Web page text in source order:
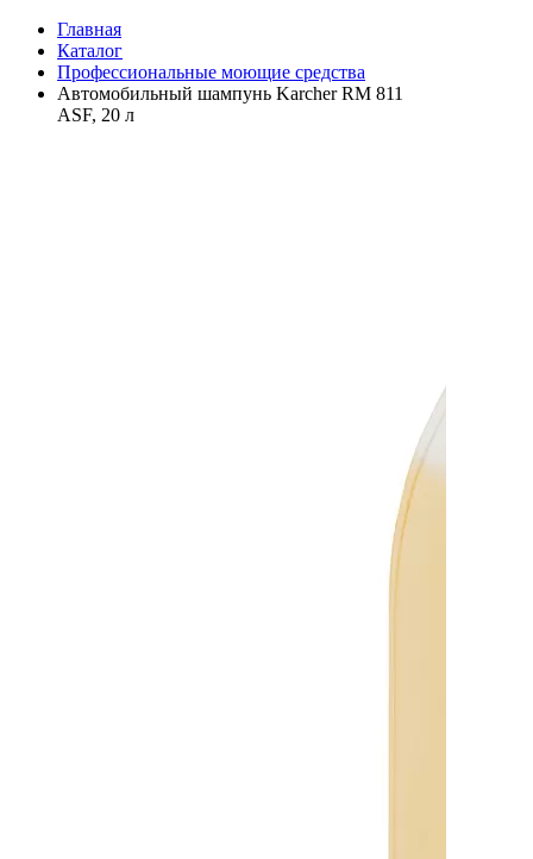
Главная
Каталог
Профессиональные моющие средства
Автомобильный шампунь Karcher RM 811
ASF, 20 л